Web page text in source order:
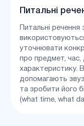
Питальні
Питальні
уточнювати
про предмет, час,
характеристику.
допомагають
та зробити його
(what time, what